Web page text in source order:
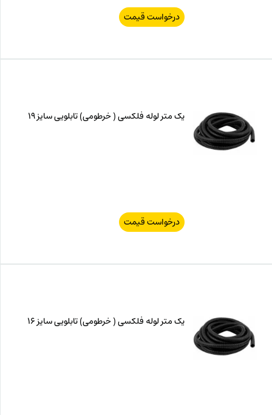
درخواست قیمت
یک متر لوله فلکسی ( خرطومی) تابلویی سایز 19
درخواست قیمت
یک متر لوله فلکسی ( خرطومی) تابلویی سایز 16